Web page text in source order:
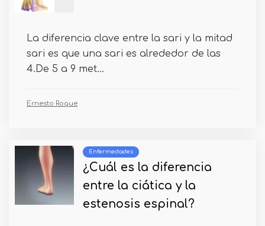
La diferencia clave entre la sari y la mitad
sari es que una sari es alrededor de las
4.De 5 a 9 met...
Ernesto Roque
Enfermedades
¿Cuál es la diferencia
entre la ciática y la
estenosis espinal?